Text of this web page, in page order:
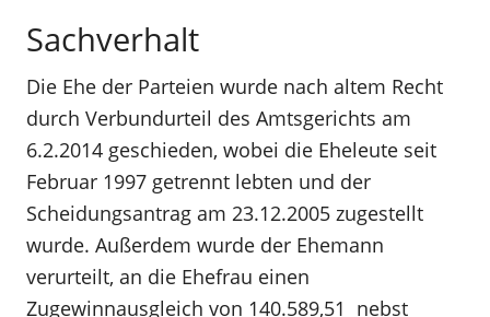
Sachverhalt
Die Ehe der Parteien wurde nach altem Recht
durch Verbundurteil des Amtsgerichts am
6.2.2014 geschieden, wobei die Eheleute seit
Februar 1997 getrennt lebten und der
Scheidungsantrag am 23.12.2005 zugestellt
wurde. Außerdem wurde der Ehemann
verurteilt, an die Ehefrau einen
Zugewinnausgleich von 140.589,51  nebst